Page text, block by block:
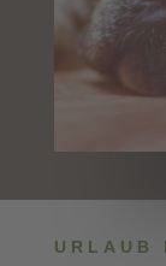
URLAUB